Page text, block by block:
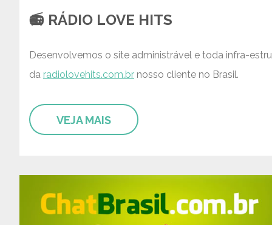
📻 RÁDIO LOVE HITS
Desenvolvemos o site administrável e toda infra-
da radiolovehits.com.br nosso cliente no Brasil.
VEJA MAIS